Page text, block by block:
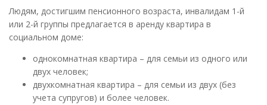
Людям, достигшим пенсионного возраста, инвалидам 1-й
или 2-й группы предлагается в аренду квартира в
социальном доме:
однокомнатная квартира – для семьи из одного или
двух человек;
двухкомнатная квартира – для семьи из двух (без
учета супругов) и более человек.